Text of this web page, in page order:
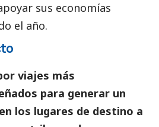
sus economías
el año.
viajes más
para generar un
los lugares de destino a